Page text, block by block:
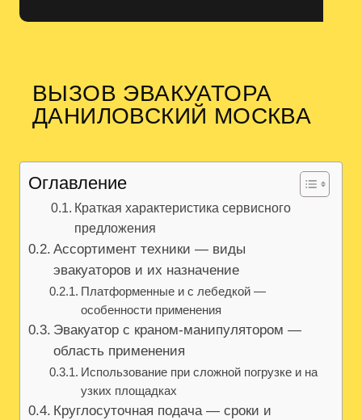
ВЫЗОВ ЭВАКУАТОРА
ДАНИЛОВСКИЙ МОСКВА
Оглавление
Краткая характеристика сервисного
предложения
Ассортимент техники — виды
эвакуаторов и их назначение
Платформенные и с лебедкой —
особенности применения
Эвакуатор с краном-манипулятором —
область применения
Использование при сложной погрузке и на
узких площадках
Круглосуточная подача — сроки и